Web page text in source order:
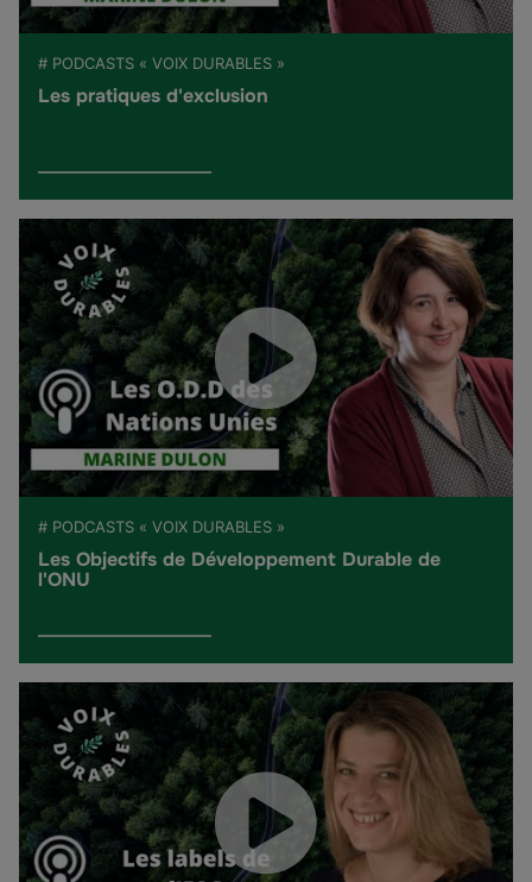
# PODCASTS « VOIX DURABLES »
Les pratiques d'exclusion
# PODCASTS « VOIX DURABLES »
Les Objectifs de Développement Durable de
l'ONU